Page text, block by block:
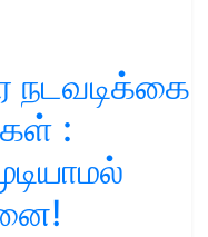
நடவடிக்கை
: